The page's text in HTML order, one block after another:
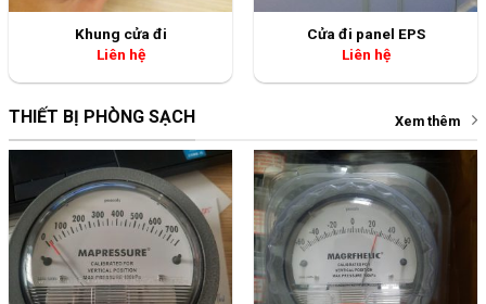
Khung cửa đi
Liên hệ
Cửa đi panel EPS
Liên hệ
THIẾT BỊ PHÒNG SẠCH Xem thêm